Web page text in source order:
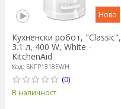
Ново
Кухненски робот, "Classic",
3.1 л, 400 W, White -
KitchenAid
Код: 5KFP1318EWH
(0)
В наличност